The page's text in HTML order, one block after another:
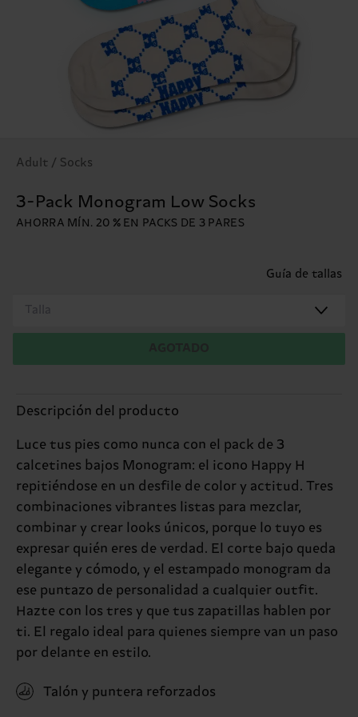
Adult / Socks
3-Pack Monogram Low Socks
AHORRA MÍN. 20 % EN PACKS DE 3 PARES
Guía de tallas
Talla
Descripción del producto
Luce tus pies como nunca con el pack de 3
calcetines bajos Monogram: el icono Happy H
repitiéndose en un desfile de color y actitud. Tres
combinaciones vibrantes listas para mezclar,
combinar y crear looks únicos, porque lo tuyo es
expresar quién eres de verdad. El corte bajo queda
elegante y cómodo, y el estampado monogram da
ese puntazo de personalidad a cualquier outfit.
Hazte con los tres y que tus zapatillas hablen por
ti. El regalo ideal para quienes siempre van un paso
por delante en estilo.
Talón y puntera reforzados